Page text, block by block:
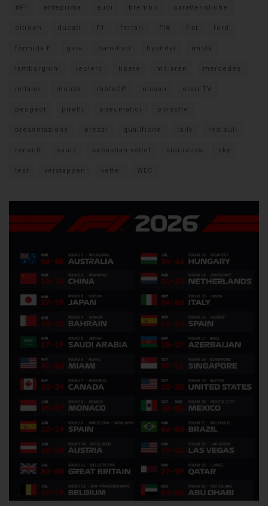
#F1 anteprima audi brembo caratteristiche
citroen ducati F1 ferrari FIA fiat ford
formula E gara hamilton hyundai imola
lamborghini leclerc libere mclaren mercedes
milano monza motoGP nissan orari TV
peugeot pirelli pneumatici porsche
presentazione prezzi qualifiche rally red bull
renault sainz sebastian vettel sicurezza sky
test verstappen vettel WEC